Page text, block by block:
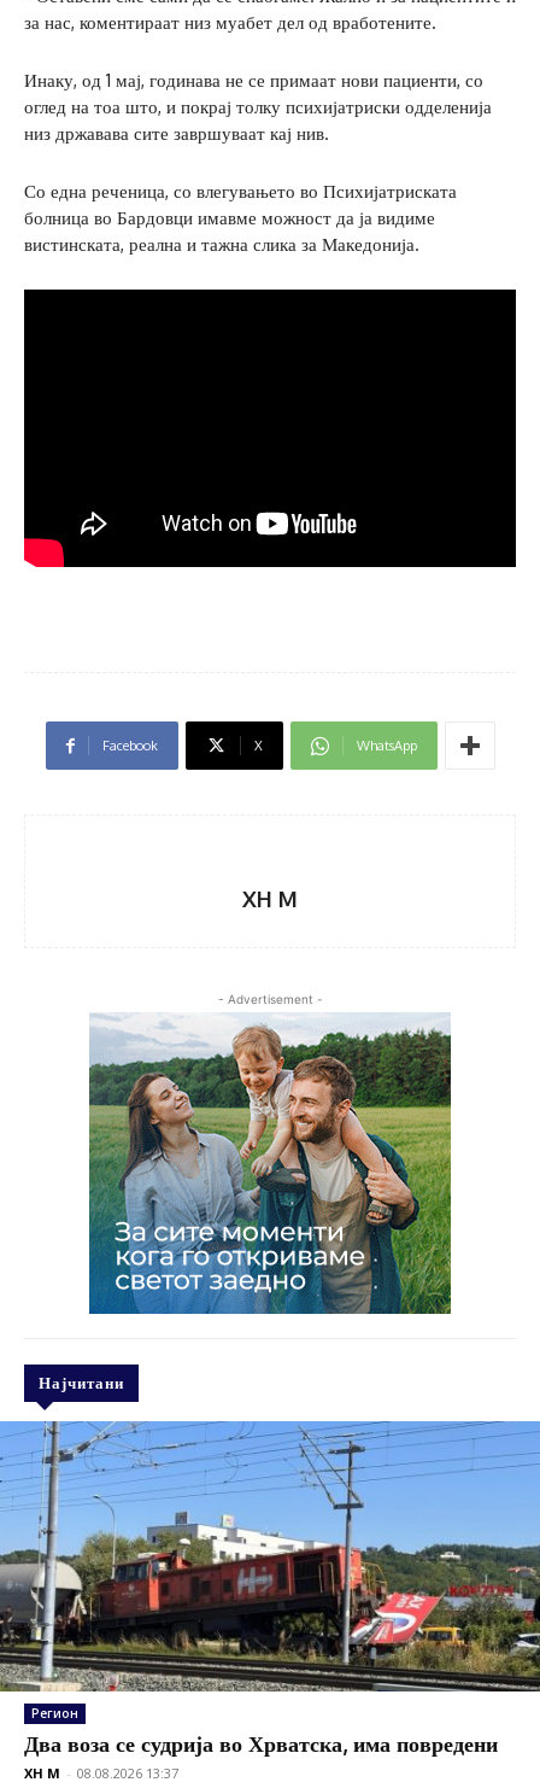
за нас, коментираат низ муабет дел од вработените.
Инаку, од 1 мај, годинава не се примаат нови пациенти, со
оглед на тоа што, и покрај толку психијатриски одделенија
низ државава сите завршуваат кај нив.
Со една реченица, со влегувањето во Психијатриската
болница во Бардовци имавме можност да ја видиме
вистинската, реална и тажна слика за Македонија.
Facebook X WhatsApp
XH M
- Advertisement -
Најчитани
Регион
Два воза се судрија во Хрватска, има повредени
XH M - 08.08.2026 13:37